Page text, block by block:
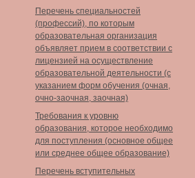
Перечень специальностей
(профессий), по которым
образовательная организация
объявляет прием в соответствии с
лицензией на осуществление
образовательной деятельности (с
указанием форм обучения (очная,
очно-заочная, заочная)
Требования к уровню
образования, которое необходимо
для поступления (основное общее
или среднее общее образование)
Перечень вступительных